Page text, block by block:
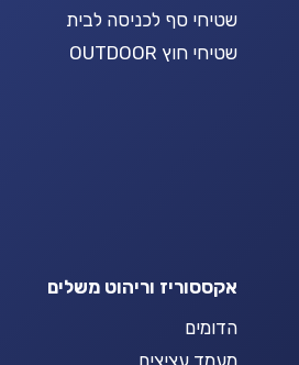
שטיחי סף לכניסה לבית
שטיחי חוץ OUTDOOR
אקססוריז וריהוט משלים
הדומים